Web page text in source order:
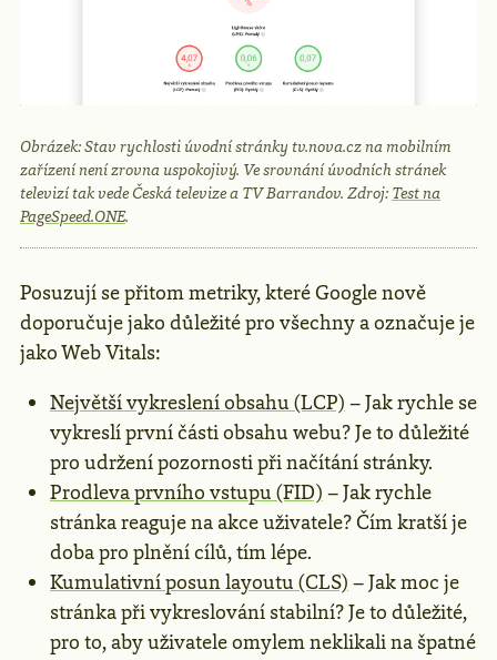
Obrázek: Stav rychlosti úvodní stránky tv.nova.cz na mobilním
zařízení není zrovna uspokojivý. Ve srovnání úvodních stránek
televizí tak vede Česká televize a TV Barrandov. Zdroj: Test na
PageSpeed.ONE.
Posuzují se přitom metriky, které Google nově
doporučuje jako důležité pro všechny a označuje je
jako Web Vitals:
Největší vykreslení obsahu (LCP) – Jak rychle se
vykreslí první části obsahu webu? Je to důležité
pro udržení pozornosti při načítání stránky.
Prodleva prvního vstupu (FID) – Jak rychle
stránka reaguje na akce uživatele? Čím kratší je
doba pro plnění cílů, tím lépe.
Kumulativní posun layoutu (CLS) – Jak moc je
stránka při vykreslování stabilní? Je to důležité,
pro to, aby uživatele omylem neklikali na špatné